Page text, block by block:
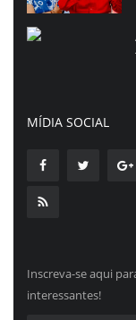
MÍDIA SOCIAL
Inscreva-se aqui
interessantes!